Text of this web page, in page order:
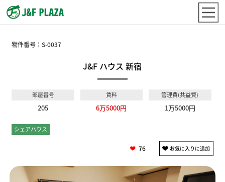
物件番号：S-0037
J&F ハウス 新宿
部屋番号
205
賃料
6万5000円
管理費(共益費)
1万5000円
シェアハウス
76